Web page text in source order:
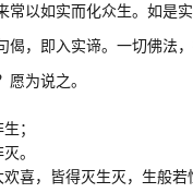
常以如实而化众生。如是
偈，即入实谛。一切佛法
为说之。
；
。
喜，皆得灭生灭，生般若